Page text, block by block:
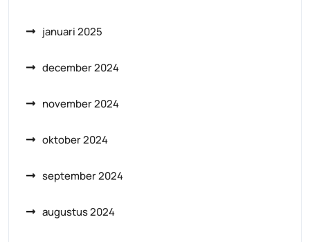
januari 2025
december 2024
november 2024
oktober 2024
september 2024
augustus 2024